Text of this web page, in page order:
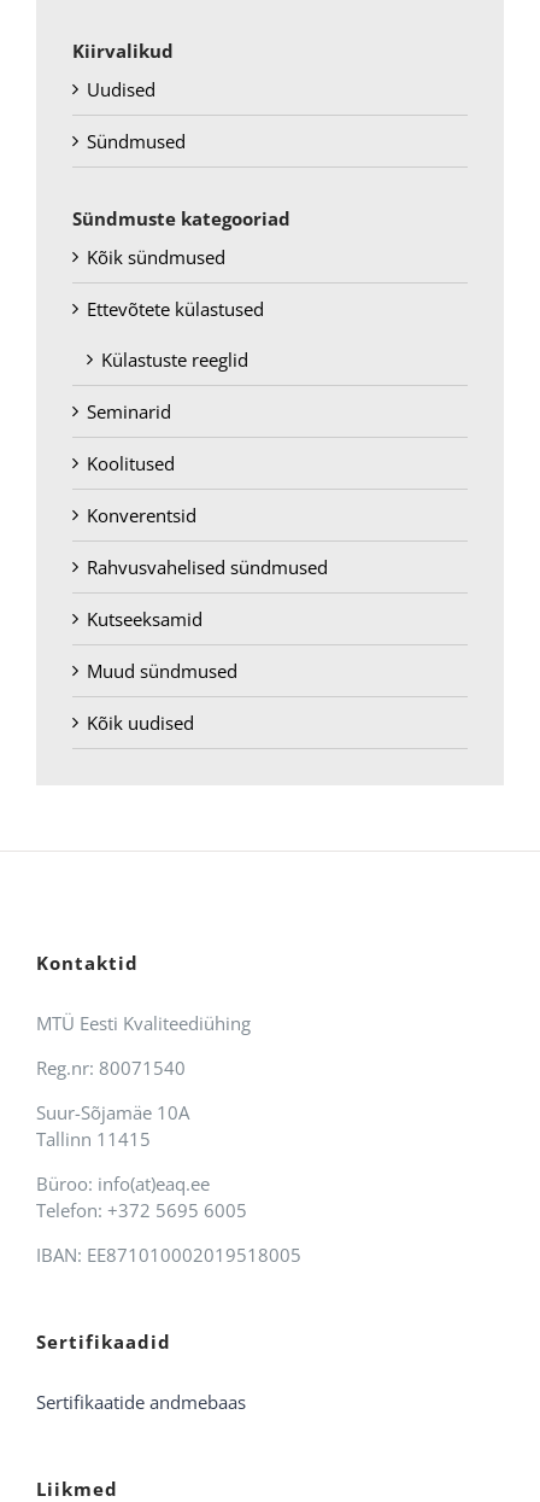
Kiirvalikud
Uudised
Sündmused
Sündmuste kategooriad
Kõik sündmused
Ettevõtete külastused
Külastuste reeglid
Seminarid
Koolitused
Konverentsid
Rahvusvahelised sündmused
Kutseeksamid
Muud sündmused
Kõik uudised
Kontaktid
MTÜ Eesti Kvaliteediühing
Reg.nr: 80071540
Suur-Sõjamäe 10A
Tallinn 11415
Büroo: info(at)eaq.ee
Telefon: +372 5695 6005
IBAN: EE871010002019518005
Sertifikaadid
Sertifikaatide andmebaas
Liikmed